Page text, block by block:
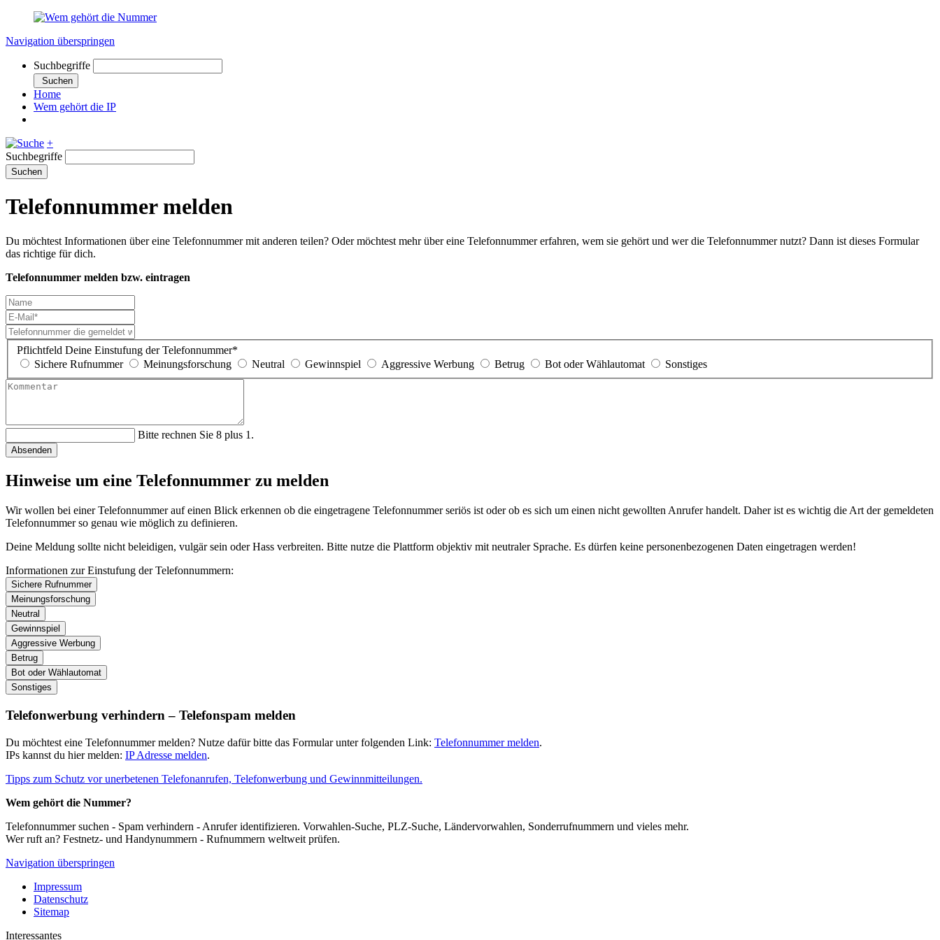
Navigation überspringen
Suchbegriffe
Suchen
Home
Wem gehört die IP
+
Suchbegriffe
Suchen
Telefonnummer melden
Du möchtest Informationen über eine Telefonnummer mit anderen teilen? Oder möchtest mehr über eine Telefonnummer erfahren, wem sie gehört und wer die Telefonnummer nutzt? Dann ist dieses Formular
das richtige für dich.
Telefonnummer melden bzw. eintragen
Pflichtfeld Deine Einstufung der Telefonnummer*
Sichere Rufnummer
Meinungsforschung Neutral Gewinnspiel Aggressive Werbung Betrug Bot oder Wählautomat Sonstiges
Bitte rechnen Sie 8 plus 1.
Absenden
Hinweise um eine Telefonnummer zu melden
Wir wollen bei einer Telefonnummer auf einen Blick erkennen ob die eingetragene Telefonnummer seriös ist oder ob es sich um einen nicht gewollten Anrufer handelt. Daher ist es wichtig die Art der gemeldeten
Telefonnummer so genau wie möglich zu definieren.
Deine Meldung sollte nicht beleidigen, vulgär sein oder Hass verbreiten. Bitte nutze die Plattform objektiv mit neutraler Sprache. Es dürfen keine personenbezogenen Daten eingetragen werden!
Informationen zur Einstufung der Telefonnummern:
Sichere Rufnummer
Meinungsforschung
Neutral
Gewinnspiel
Aggressive Werbung
Betrug
Bot oder Wählautomat
Sonstiges
Telefonwerbung verhindern – Telefonspam melden
Du möchtest eine Telefonnummer melden? Nutze dafür bitte das Formular unter folgenden Link: Telefonnummer melden.
IPs kannst du hier melden: IP Adresse melden.
Tipps zum Schutz vor unerbetenen Telefonanrufen, Telefonwerbung und Gewinnmitteilungen.
Wem gehört die Nummer?
Telefonnummer suchen - Spam verhindern - Anrufer identifizieren. Vorwahlen-Suche, PLZ-Suche, Ländervorwahlen, Sonderrufnummern und vieles mehr.
Wer ruft an? Festnetz- und Handynummern - Rufnummern weltweit prüfen.
Navigation überspringen
Impressum
Datenschutz
Sitemap
Interessantes